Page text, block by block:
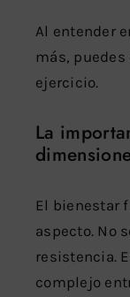
Al entender
más,
ejercicio.
La
El bienestar
aspecto. No
resistencia.
complejo